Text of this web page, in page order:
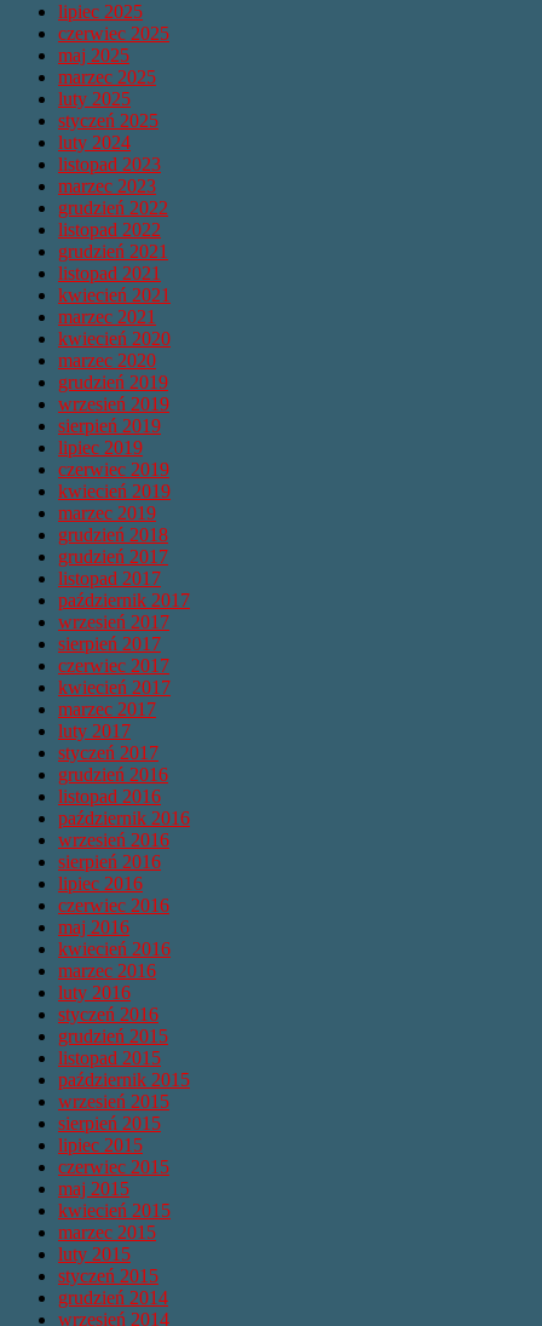
lipiec 2025
czerwiec 2025
maj 2025
marzec 2025
luty 2025
styczeń 2025
luty 2024
listopad 2023
marzec 2023
grudzień 2022
listopad 2022
grudzień 2021
listopad 2021
kwiecień 2021
marzec 2021
kwiecień 2020
marzec 2020
grudzień 2019
wrzesień 2019
sierpień 2019
lipiec 2019
czerwiec 2019
kwiecień 2019
marzec 2019
grudzień 2018
grudzień 2017
listopad 2017
październik 2017
wrzesień 2017
sierpień 2017
czerwiec 2017
kwiecień 2017
marzec 2017
luty 2017
styczeń 2017
grudzień 2016
listopad 2016
październik 2016
wrzesień 2016
sierpień 2016
lipiec 2016
czerwiec 2016
maj 2016
kwiecień 2016
marzec 2016
luty 2016
styczeń 2016
grudzień 2015
listopad 2015
październik 2015
wrzesień 2015
sierpień 2015
lipiec 2015
czerwiec 2015
maj 2015
kwiecień 2015
marzec 2015
luty 2015
styczeń 2015
grudzień 2014
wrzesień 2014